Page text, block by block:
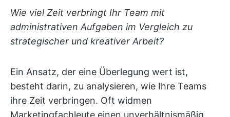
Wie viel Zeit verbringt Ihr Team mit
administrativen Aufgaben im Vergleich zu
strategischer und kreativer Arbeit?
Ein Ansatz, der eine Überlegung wert ist,
besteht darin, zu analysieren, wie Ihre Teams
ihre Zeit verbringen. Oft widmen
Marketingfachleute einen unverhältnismäßig